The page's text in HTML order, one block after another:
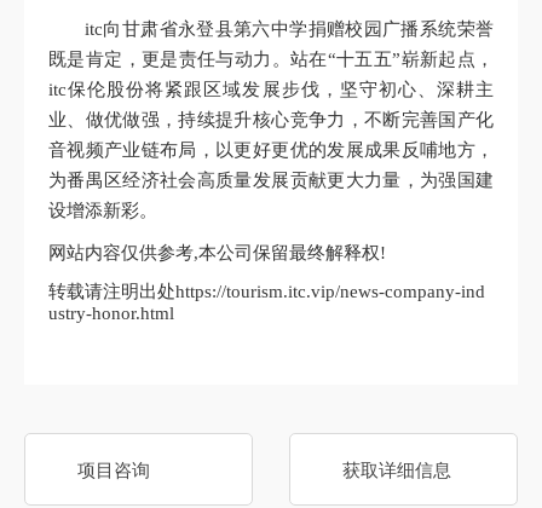
itc向甘肃省永登县第六中学捐赠校园广播系统荣誉
既是肯定，更是责任与动力。站在“十五五”崭新起点，
itc保伦股份将紧跟区域发展步伐，坚守初心、深耕主
业、做优做强，持续提升核心竞争力，不断完善国产化
音视频产业链布局，以更好更优的发展成果反哺地方，
为番禺区经济社会高质量发展贡献更大力量，为强国建
设增添新彩。
网站内容仅供参考,本公司保留最终解释权!
转载请注明出处https://tourism.itc.vip/news-company-ind
ustry-honor.html
项目咨询 获取详细信息